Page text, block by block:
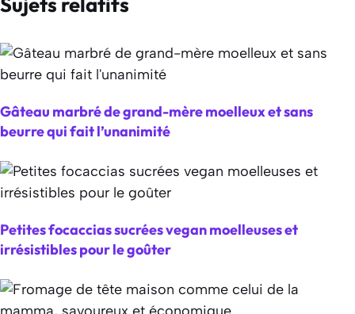
Gâteau marbré de grand-mère moelleux et sans
beurre qui fait l’unanimité
Petites focaccias sucrées vegan moelleuses et
irrésistibles pour le goûter